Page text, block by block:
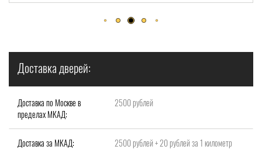
Доставка дверей:
Доставка по Москве в
пределах МКАД:
2500 рублей
Доставка за МКАД: 2500 рублей + 20 рублей за 1 километр